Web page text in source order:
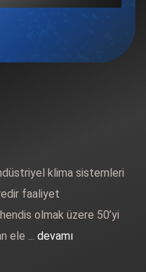
klima sistemleri
faaliyet
olmak üzere 50’yi
ele ... devamı